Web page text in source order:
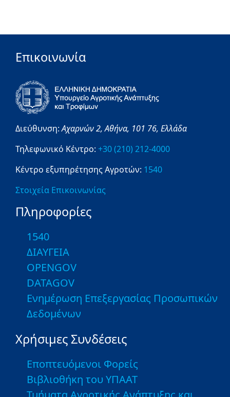
Επικοινωνία
Διεύθυνση:Αχαρνών 2,Αθήνα, 101 76, Ελλάδα
Τηλεφωνικό Κέντρο: +30 (210) 212-4000
Κέντρο εξυπηρέτησης Αγροτών: 1540
Στοιχεία Επικοινωνίας
Πληροφορίες
1540
ΔΙΑΥΓΕΙΑ
OPENGOV
DATAGOV
Ενημέρωση Επεξεργασίας Προσωπικών
Δεδομένων
Χρήσιμες Συνδέσεις
Εποπτευόμενοι Φορείς
Βιβλιοθήκη του ΥΠΑΑΤ